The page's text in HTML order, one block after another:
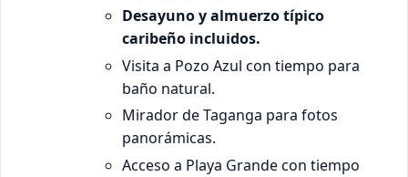
Desayuno y almuerzo típico
caribeño incluidos.
Visita a Pozo Azul con tiempo para
baño natural.
Mirador de Taganga para fotos
panorámicas.
Acceso a Playa Grande con tiempo